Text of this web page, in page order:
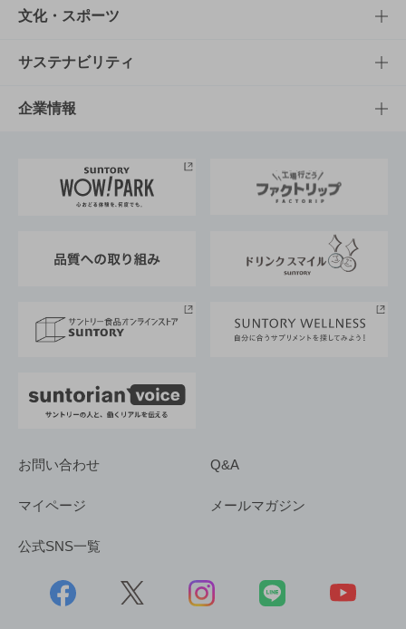
商品一覧
商品発売情報
栄養成分一覧
知る・楽しむTOP
キャンペーン
工場見学
地域情報
文化・スポーツ
文化・スポーツTOP
サントリーホール
サントリーサンバーズ大阪
サステナビリティ
サステナビリティTOP
サントリーが考えるサステナビリティ経営
企業情報
企業概要
採用情報
お問い合わせ Q&A
マイページ メールマガジン
公式SNS一覧